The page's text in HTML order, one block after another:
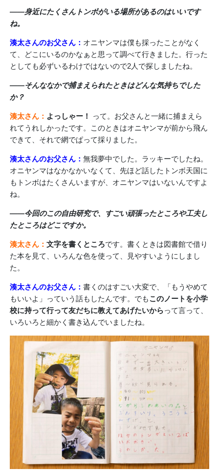
――身近にたくさんトンボがいる場所があるのはいいです
ね。
湊太さんのお父さん： オニヤンマは僕も採ったことがなく
て、どこにいるのかなぁと思って調べて行きました。行った
としても必ずいるわけではないので2人で探しましたね。
――そんななかで捕まえられたときはどんな気持ちでした
か？
湊太さん： よっしゃー！
って。お父さんと一緒に捕まえら
れてうれしかったです。このときはオニヤンマが前から飛ん
できて、それで網でぱって採りました。
湊太さんのお父さん： 無我夢中でした。ラッキーでしたね。
オニヤンマはなかなかいなくて、先ほど話したトンボ天国に
もトンボはたくさんいますが、オニヤンマはいないんですよ
ね。
――今回のこの自由研究で、すごい頑張ったところや工夫し
たところはどこですか。
湊太さん： 文字を書くところです。書くときは図書館で借り
た本を見て、いろんな色を使って、見やすいようにしまし
た。
湊太さんのお父さん： 書くのはすごい大変で、「もうやめて
もいいよ」っていう話もしたんです。でもこのノートを小学
校に持って行って友だちに教えてあげたいからって言って、
いろいろと細かく書き込んでいましたね。